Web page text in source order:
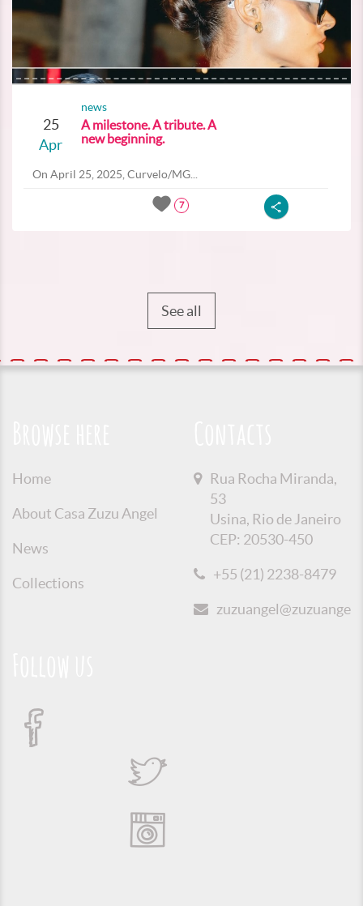
25
Apr
news
A milestone. A tribute. A
new beginning.
On April 25, 2025, Curvelo/MG...
7
See all
Home
About Casa Zuzu Angel
News
Collections
Rua Rocha Miranda,
53
Usina, Rio de Janeiro
CEP: 20530-450
+55 (21) 2238-8479